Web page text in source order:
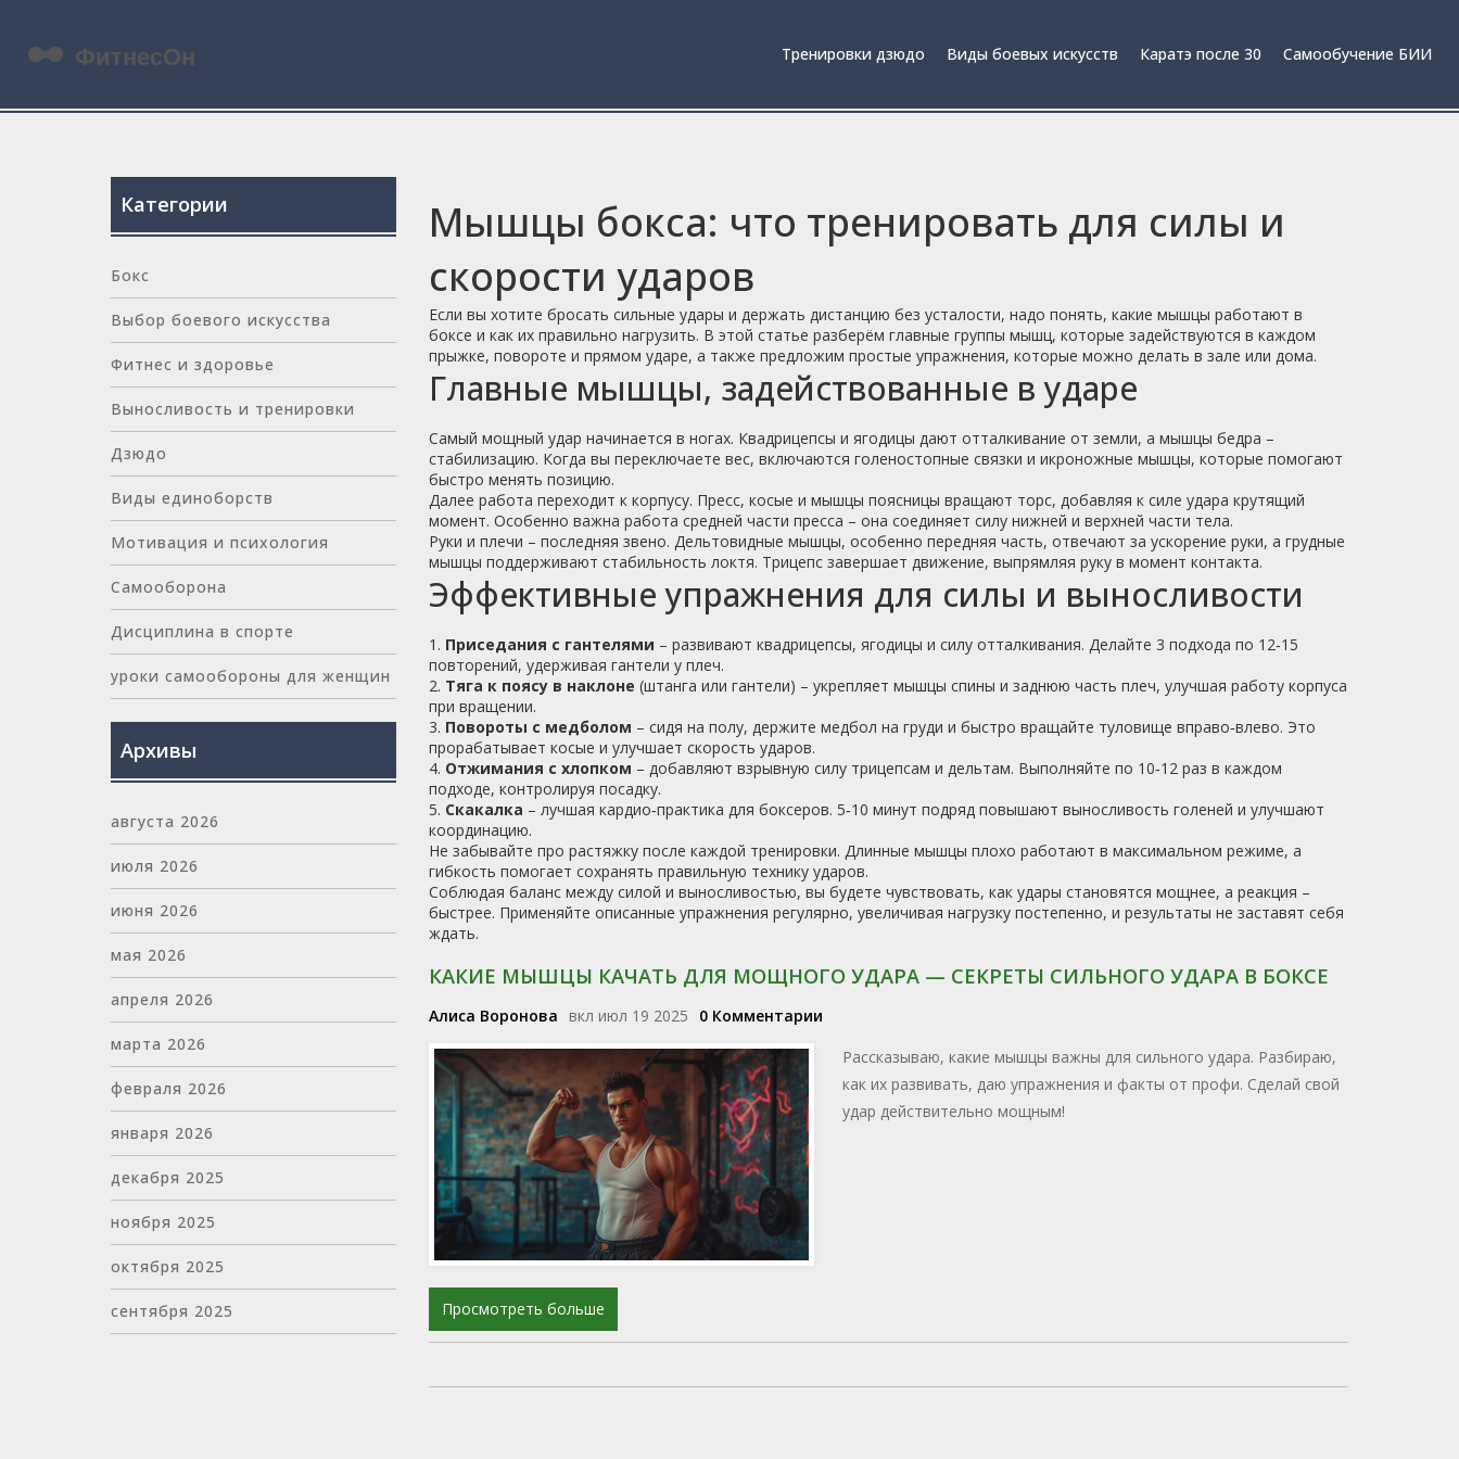
Тренировки дзюдо Виды боевых искусств Каратэ после 30 Самообучение БИИ
Мышцы бокса: что тренировать для силы и
скорости ударов
Если вы хотите бросать сильные удары и держать дистанцию без усталости, надо понять, какие мышцы работают в
боксе и как их правильно нагрузить. В этой статье разберём главные группы мышц, которые задействуются в каждом
прыжке, повороте и прямом ударе, а также предложим простые упражнения, которые можно делать в зале или дома.
Главные мышцы, задействованные в ударе
Самый мощный удар начинается в ногах. Квадрицепсы и ягодицы дают отталкивание от земли, а мышцы бедра –
стабилизацию. Когда вы переключаете вес, включаются голеностопные связки и икроножные мышцы, которые помогают
быстро менять позицию.
Далее работа переходит к корпусу. Пресс, косые и мышцы поясницы вращают торс, добавляя к силе удара крутящий
момент. Особенно важна работа средней части пресса – она соединяет силу нижней и верхней части тела.
Руки и плечи – последняя звено. Дельтовидные мышцы, особенно передняя часть, отвечают за ускорение руки, а грудные
мышцы поддерживают стабильность локтя. Трицепс завершает движение, выпрямляя руку в момент контакта.
Эффективные упражнения для силы и выносливости
1. Приседания с гантелями – развивают квадрицепсы, ягодицы и силу отталкивания. Делайте 3 подхода по 12‑15
повторений, удерживая гантели у плеч.
2. Тяга к поясу в наклоне (штанга или гантели) – укрепляет мышцы спины и заднюю часть плеч, улучшая работу корпуса
при вращении.
3. Повороты с медболом – сидя на полу, держите медбол на груди и быстро вращайте туловище вправо‑влево. Это
прорабатывает косые и улучшает скорость ударов.
4. Отжимания с хлопком – добавляют взрывную силу трицепсам и дельтам. Выполняйте по 10‑12 раз в каждом
подходе, контролируя посадку.
5. Скакалка – лучшая кардио‑практика для боксеров. 5‑10 минут подряд повышают выносливость голеней и улучшают
координацию.
Не забывайте про растяжку после каждой тренировки. Длинные мышцы плохо работают в максимальном режиме, а
гибкость помогает сохранять правильную технику ударов.
Соблюдая баланс между силой и выносливостью, вы будете чувствовать, как удары становятся мощнее, а реакция –
быстрее. Применяйте описанные упражнения регулярно, увеличивая нагрузку постепенно, и результаты не заставят себя
ждать.
КАКИЕ МЫШЦЫ КАЧАТЬ ДЛЯ МОЩНОГО УДАРА — СЕКРЕТЫ СИЛЬНОГО УДАРА В БОКСЕ
Алиса Воронова вкл июл 19 2025
0 Комментарии
Рассказываю, какие мышцы важны для сильного удара. Разбираю,
как их развивать, даю упражнения и факты от профи. Сделай свой
удар действительно мощным!
Просмотреть больше
Категории
Бокс
Выбор боевого искусства
Фитнес и здоровье
Выносливость и тренировки
Дзюдо
Виды единоборств
Мотивация и психология
Самооборона
Дисциплина в спорте
уроки самообороны для женщин
Архивы
августа 2026
июля 2026
июня 2026
мая 2026
апреля 2026
марта 2026
февраля 2026
января 2026
декабря 2025
ноября 2025
октября 2025
сентября 2025